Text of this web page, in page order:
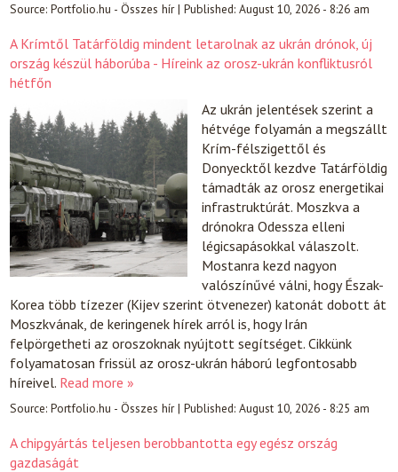
Source:Portfolio.hu - Összes hír|Published:August 10, 2026 - 8:26 am
A Krímtől Tatárföldig mindent letarolnak az ukrán drónok, új
ország készül háborúba - Híreink az orosz-ukrán konfliktusról
hétfőn
Az ukrán jelentések szerint a
hétvége folyamán a megszállt
Krím-félszigettől és
Donyecktől kezdve Tatárföldig
támadták az orosz energetikai
infrastruktúrát. Moszkva a
drónokra Odessza elleni
légicsapásokkal válaszolt.
Mostanra kezd nagyon
valószínűvé válni, hogy Észak-
Korea több tízezer (Kijev szerint ötvenezer) katonát dobott át
Moszkvának, de keringenek hírek arról is, hogy Irán
felpörgetheti az oroszoknak nyújtott segítséget. Cikkünk
folyamatosan frissül az orosz-ukrán háború legfontosabb
híreivel. Read more »
Source:Portfolio.hu - Összes hír|Published:August 10, 2026 - 8:25 am
A chipgyártás teljesen berobbantotta egy egész ország
gazdaságát